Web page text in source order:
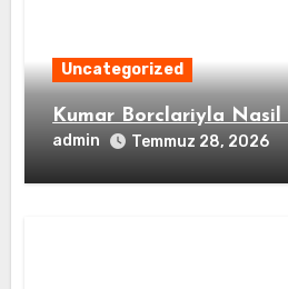
Uncategorized
Kumar Borclariyla Nasil
admin Temmuz 28, 2026